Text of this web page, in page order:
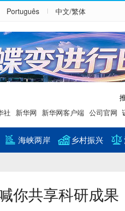
Português 中文/繁体
社
新华网 新华网客户端 公司官网
海峡两岸 乡村振兴
你共享科研成果